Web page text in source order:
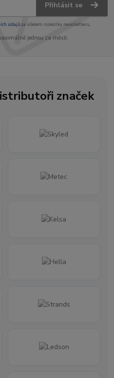
Přihlásit se
údajůza účelem rozesílky newsletteru.
jednou za měsíc
značek